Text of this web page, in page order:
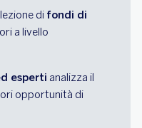
di fondi di
a livello
esperti analizza il
opportunità di